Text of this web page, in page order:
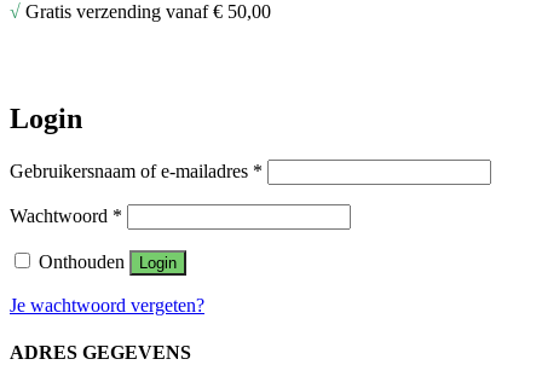
√ Gratis verzending vanaf € 50,00
Login
Gebruikersnaam of e-mailadres *
Wachtwoord *
Onthouden Login
Je wachtwoord vergeten?
ADRES GEGEVENS